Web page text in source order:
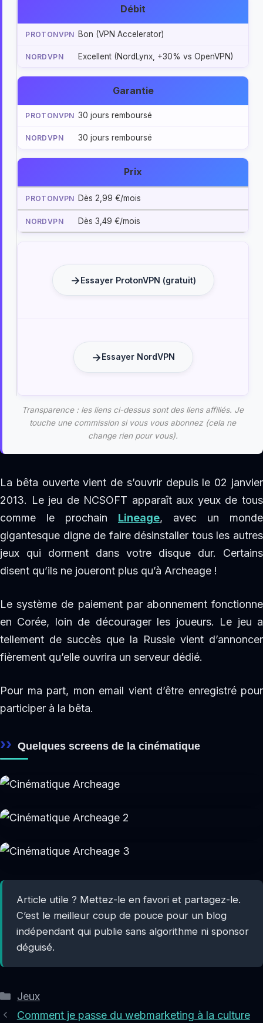
Débit
Bon (VPN Accelerator)
Excellent (NordLynx, +30% vs OpenVPN)
Garantie
30 jours remboursé
30 jours remboursé
Prix
Dès 2,99 €/mois
Dès 3,49 €/mois
Essayer ProtonVPN (gratuit)
Essayer NordVPN
Transparence : les liens ci-dessus sont des liens affiliés. Je
touche une commission si vous vous abonnez (cela ne
change rien pour vous).
La bêta ouverte vient de s’ouvrir depuis le 02 janvier
2013. Le jeu de NCSOFT apparaît aux yeux de tous
comme le prochain Lineage, avec un monde
gigantesque digne de faire désinstaller tous les autres
jeux qui dorment dans votre disque dur. Certains
disent qu’ils ne joueront plus qu’à Archeage !
Le système de paiement par abonnement fonctionne
en Corée, loin de décourager les joueurs. Le jeu a
tellement de succès que la Russie vient d’annoncer
fièrement qu’elle ouvrira un serveur dédié.
Pour ma part, mon email vient d’être enregistré pour
participer à la bêta.
Quelques screens de la cinématique
Article utile ? Mettez-le en favori et partagez-le.
C’est le meilleur coup de pouce pour un blog
indépendant qui publie sans algorithme ni sponsor
déguisé.
Catégories
Jeux
Comment je passe du webmarketing à la culture